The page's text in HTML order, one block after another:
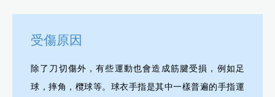
受傷原因
除了刀切傷外，有些運動也會造成筋腱受損，例如足
球，摔角，欖球等。球衣手指是其中一樣普遍的手指運